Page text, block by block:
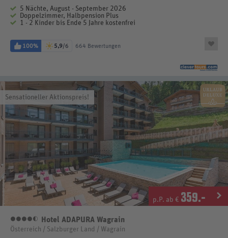
5 Nächte, August - September 2026
Doppelzimmer, Halbpension Plus
1 - 2 Kinder bis Ende 5 Jahre kostenfrei
100% 5,9/6 664 Bewertungen
Sensationeller Aktionspreis!
p.P. ab € 359.-
4,5 Sterne
Hotel ADAPURA Wagrain
Österreich / Salzburger Land / Wagrain